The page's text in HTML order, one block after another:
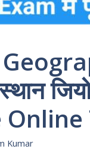
Kumar